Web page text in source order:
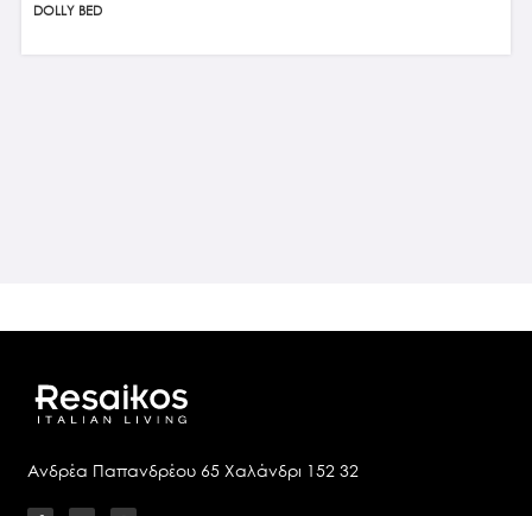
DOLLY BED
Ανδρέα Παπανδρέου 65 Χαλάνδρι 152 32